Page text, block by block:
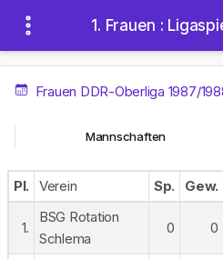
1. Frauen :
Frauen DDR-Oberliga 1987/
Mannschaften
Pl. Verein Sp. Gew.
1.
BSG Rotation
Schlema
0 0